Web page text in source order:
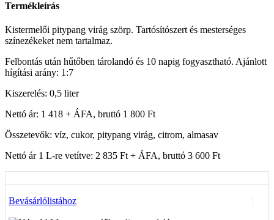
Termékleírás
Kistermelői pitypang virág szörp. Tartósítószert és mesterséges
színezékeket nem tartalmaz.
Felbontás után hűtőben tárolandó és 10 napig fogyasztható. Ajánlott
hígítási arány: 1:7
Kiszerelés: 0,5 liter
Nettó ár: 1 418 + ÁFA, bruttó 1 800 Ft
Összetevők: víz, cukor, pitypang virág, citrom, almasav
Nettó ár 1 L-re vetítve: 2 835 Ft + ÁFA, bruttó 3 600 Ft
Bevásárlólistához